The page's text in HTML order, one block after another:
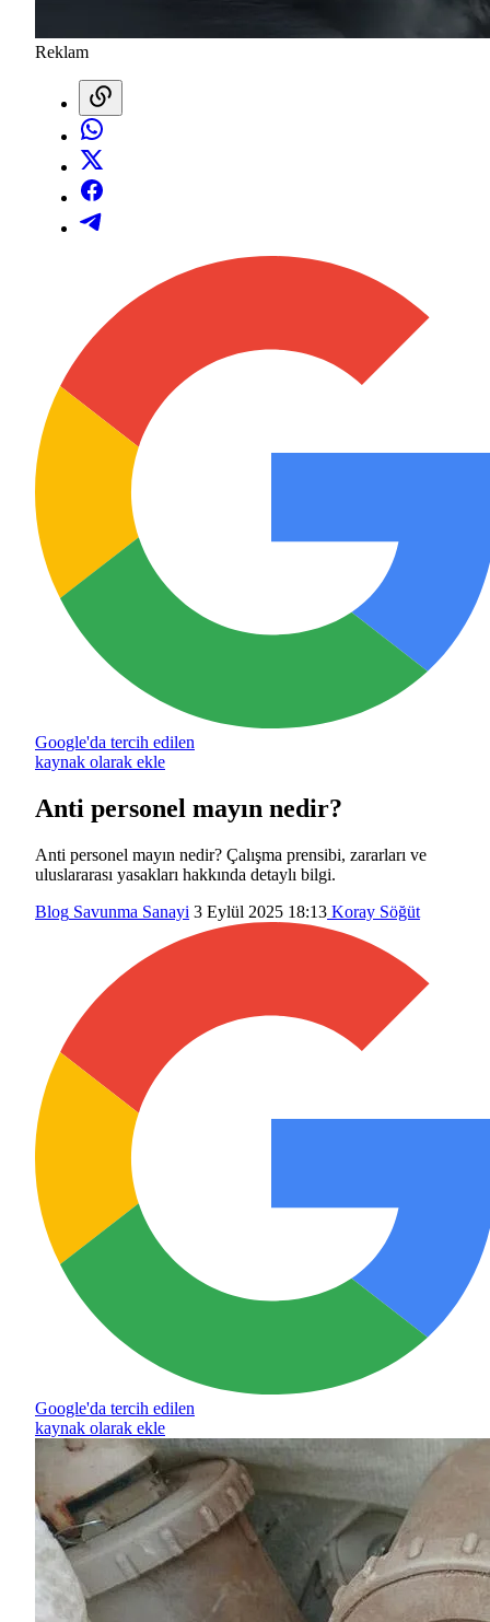
Reklam
Google'da tercih edilen
kaynak olarak ekle
Anti personel mayın nedir?
Anti personel mayın nedir? Çalışma prensibi, zararları ve
uluslararası yasakları hakkında detaylı bilgi.
Blog Savunma Sanayi 3 Eylül 2025 18:13 Koray Söğüt
Google'da tercih edilen
kaynak olarak ekle